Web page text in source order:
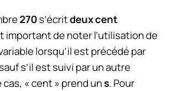
270s’écritdeux cent
important de noter l’utilisation de
lorsqu’il est précédé par
s’il est suivi par un autre
« cent » prend uns. Pour